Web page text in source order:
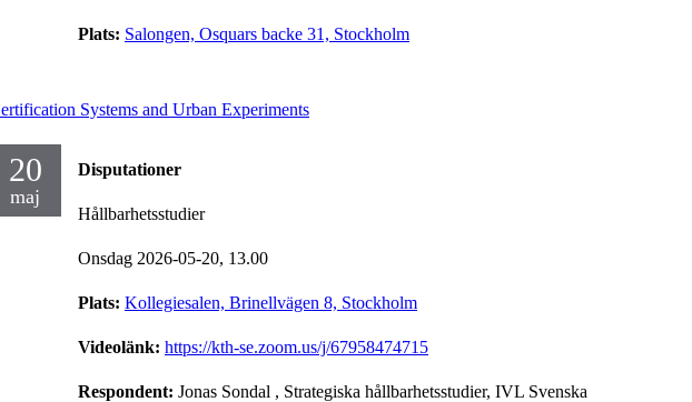
Plats: Salongen, Osquars backe 31, Stockholm
Systems and Urban Experiments
20
maj
Disputationer
Hållbarhetsstudier
Onsdag 2026-05-20, 13.00
Plats: Kollegiesalen, Brinellvägen 8, Stockholm
Videolänk: https://kth-se.zoom.us/j/67958474715
Respondent: Jonas Sondal , Strategiska hållbarhetsstudier, IVL Svenska